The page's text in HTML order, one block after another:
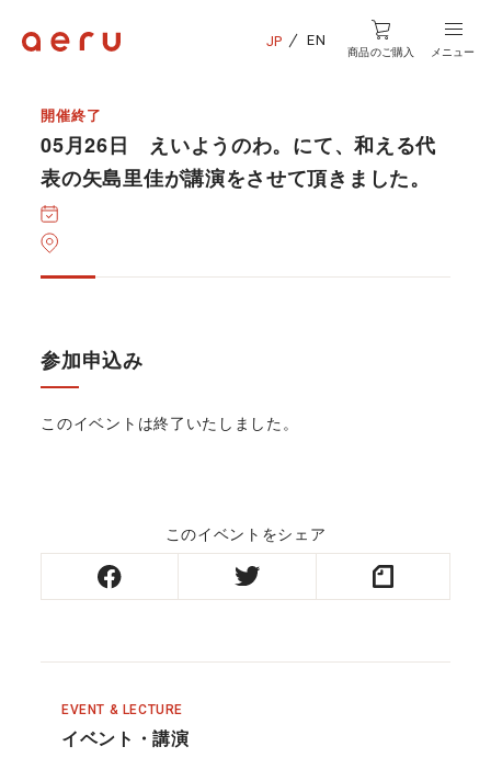
JP EN
商品のご購入 メニュー
開催終了
05月26日 えいようのわ。にて、和える代
表の矢島里佳が講演をさせて頂きました。
参加申込み
このイベントは終了いたしました。
このイベントをシェア
EVENT & LECTURE
イベント・講演